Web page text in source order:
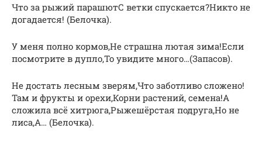
Что за рыжий парашютС ветки спускается?Никто не
догадается! (Белочка).
У меня полно кормов,Не страшна лютая зима!Если
посмотрите в дупло,То увидите много…(Запасов).
Не достать лесным зверям,Что заботливо сложено!
Там и фрукты и орехи,Корни растений, семена!А
сложила всё хитрюга,Рыжешёрстая подруга,Но не
лиса,А… (Белочка).